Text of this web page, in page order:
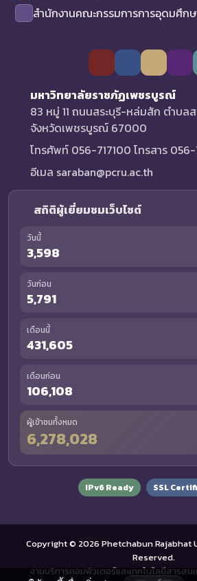
สำนักงานคณะกรรมการการอุดมศึก
มหาวิทยาลัยราชภัฏเพชรบูรณ์
83 หมู่ 11 ถนนสระบุรี-หล่มสัก ตำบลส
จังหวัดเพชรบูรณ์ 67000
โทรศัพท์ 056-717100 โทรสาร 056-
อีเมล saraban@pcru.ac.th
สถิติผู้เยี่ยมชมเว็บไซต์
วันนี้
3,598
วันก่อน
5,791
เดือนนี้
431,605
เดือนก่อน
106,108
ผู้เข้าชมทั้งหมด
6,278,028
IPv6 Ready SSL
Copyright © 2026 Phetchabun Rajabhat
Reserved.
งานบริการคอมพิวเตอร์และเทคโนโลยีสารสน